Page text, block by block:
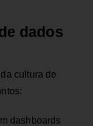
dados
cultura de
dashboards